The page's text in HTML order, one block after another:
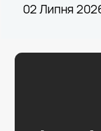
02 Липня